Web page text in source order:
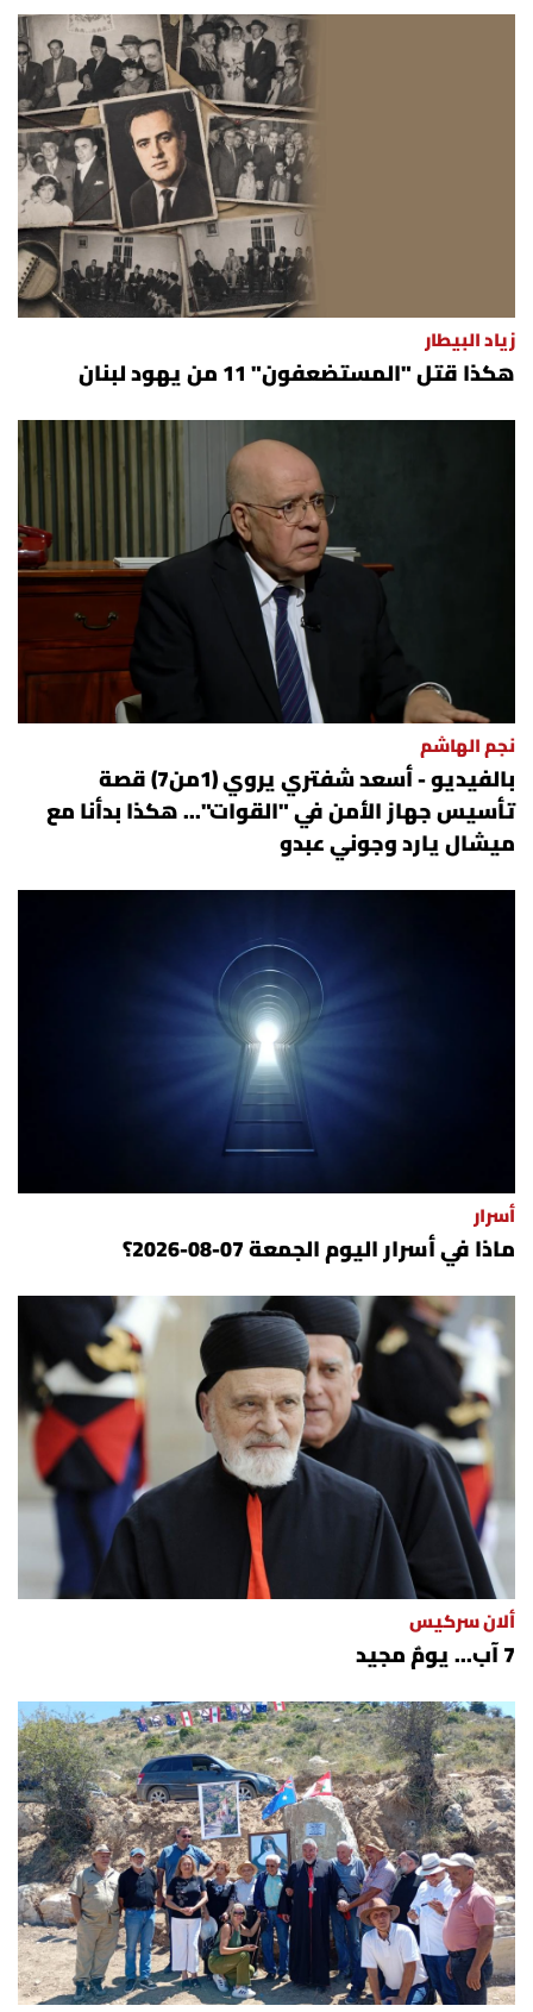
زياد البيطار
هكذا قتل "المستضعفون" 11 من يهود لبنان
نجم الهاشم
بالفيديو - أسعد شفتري يروي (1من7) قصة
تأسيس جهاز الأمن في "القوات"... هكذا بدأنا مع
ميشال يارد وجوني عبدو
أسرار
ماذا في أسرار اليوم الجمعة 07-08-2026؟
ألان سركيس
7 آب... يومٌ مجيد